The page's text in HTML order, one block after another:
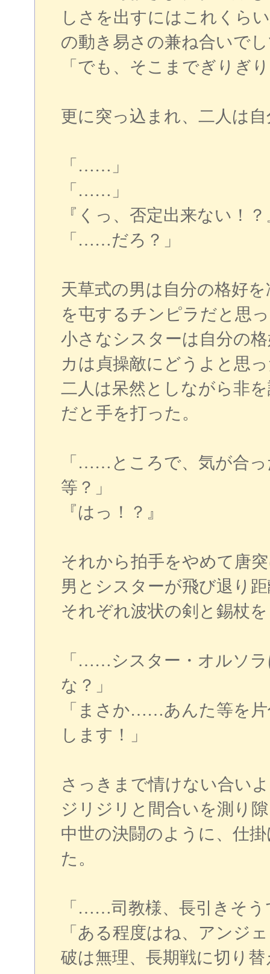
しさを出すにはこれくら
の動き易さの兼ね合いで
「でも、そこまでぎりぎ
更に突っ込まれ、二人は
「……」
「……」
『くっ、否定出来ない！？
「……だろ？」
天草式の男は自分の格好
を屯するチンピラだと思
小さなシスターは自分の
カは貞操敵にどうよと思
二人は呆然としながら非
だと手を打った。
「……ところで、気が合
等？」
『はっ！？』
それから拍手をやめて唐
男とシスターが飛び退り
それぞれ波状の剣と錫杖
「……シスター・オルソ
な？」
「まさか……あんた等を
します！」
さっきまで情けない合い
ジリジリと間合いを測り
中世の決闘のように、仕
た。
「……司教様、長引きそ
「ある程度はね、アン
破は無理、長期戦に切り